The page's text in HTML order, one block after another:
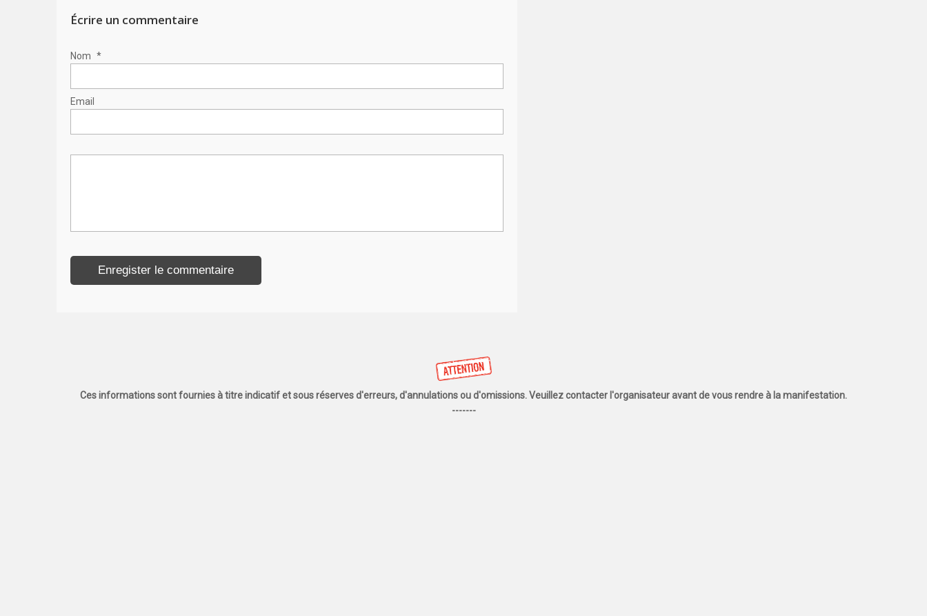
Écrire un commentaire
Nom *
Email
Ces informations sont fournies à titre indicatif et sous réserves d'erreurs, d'annulations ou d'omissions. Veuillez contacter l'organisateur avant de vous rendre à la manifestation.
-------